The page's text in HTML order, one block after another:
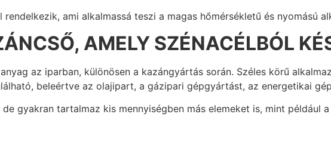
ami alkalmassá teszi a magas hőmérsékletű és nyomású
AMELY SZÉNACÉLBÓL
az iparban, különösen a kazángyártás során. Széles körű
beleértve az olajipart, a gázipari gépgyártást, az energetikai
gyakran tartalmaz kis mennyiségben más elemeket is, mint például